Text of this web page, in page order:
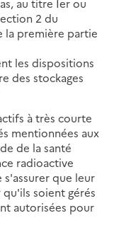
2 du
première partie
les dispositions
des stockages
à très courte
mentionnées aux
de la santé
radioactive
que leur
soient gérés
autorisées pour